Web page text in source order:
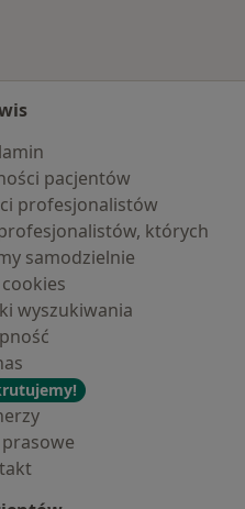
pacjentów
profesjonalistów
których
samodzielnie
wyszukiwania